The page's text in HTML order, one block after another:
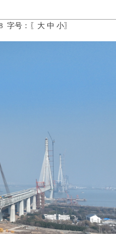
字号：〖 大 中 小〗